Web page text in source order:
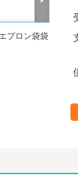
プロン袋袋